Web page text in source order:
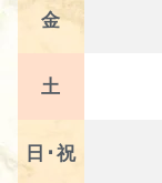
金
土
日･祝